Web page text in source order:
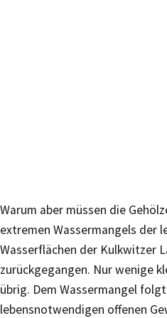
Warum aber müssen die
extremen Wassermangels der
Wasserflächen der Kulkwitzer
zurückgegangen. Nur wenige
übrig. Dem Wassermangel
lebensnotwendigen offenen